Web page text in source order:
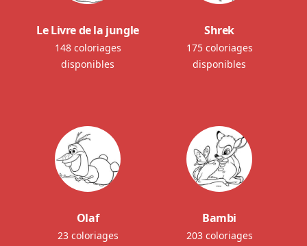
Le Livre de la jungle
148 coloriages
disponibles
Shrek
175 coloriages
disponibles
Olaf
23 coloriages
Bambi
203 coloriages